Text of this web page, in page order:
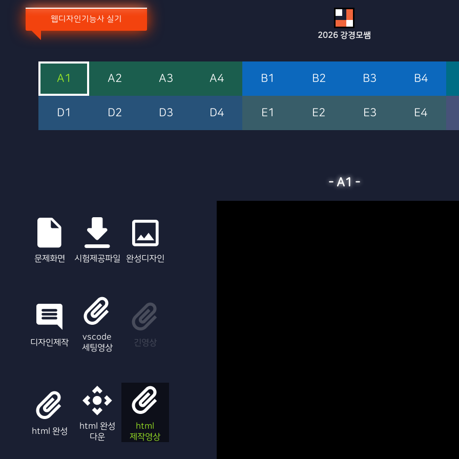
웹디자인기능사 실기
2026 강경모쌤
A1 A2 A3 A4 B1 B2 B3 B4
D1 D2 D3 D4 E1 E2 E3 E4
-A1 -
문제화면 시험제공파일 완성디자인
디자인제작
vscode
세팅영상
긴영상
html 완성
html 완성
다운
html
제작영상